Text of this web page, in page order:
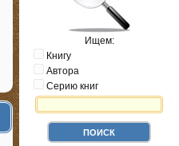
Ищем:
Книгу
Автора
Серию книг